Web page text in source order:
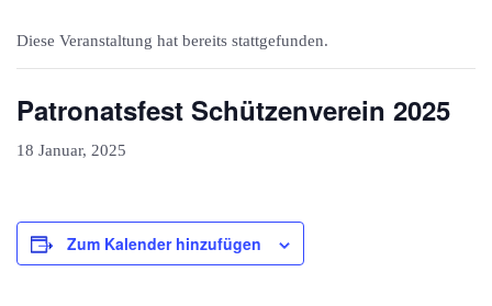
Diese Veranstaltung hat bereits stattgefunden.
Patronatsfest Schützenverein 2025
18 Januar, 2025
Zum Kalender hinzufügen